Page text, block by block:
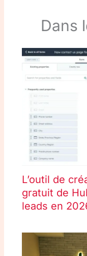
Dans
L’outil de
gratuit de
leads en